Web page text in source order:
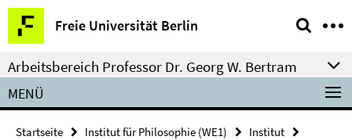
Springe
direkt
zu
Inhalt
Freie Universität Berlin
Service-
Navigation
Arbeitsbereich Professor Dr. Georg W. Bertram
MENÜ
Startseite Institut für Philosophie (WE1)
Institut